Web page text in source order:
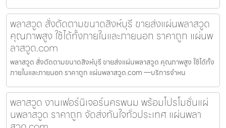
พลาสวูด สั่งตัดตามขนาดสิงห์บุรี ขายส่งแผ่นพลาสวูด
คุณภาพสูง ใช้ได้ทั้งภายในและภายนอก ราคาถูก แผ่นพ
ลาสวูด.com
พลาสวูด สั่งตัดตามขนาดสิงห์บุรี ขายส่งแผ่นพลาสวูด คุณภาพสูง ใช้ได้ทั้ง
ภายในและภายนอก ราคาถูก แผ่นพลาสวูด.com —บริการจำหน
พลาสวูด งานเฟอร์นิเจอร์นครพนม พร้อมโปรโมชั่นแผ่
นพลาสวูด ราคาถูก จัดส่งทันใจทั่วประเทศ แผ่นพลา